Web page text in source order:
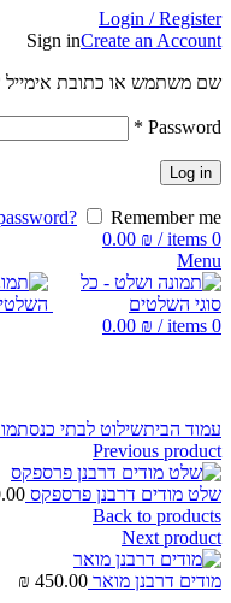
Login / Register
Sign inCreate an Account
שם משתמש או כתובת אימייל
Password
*
Log in
Remember me
0
items
/
0.00 ₪
Menu
0
items
/
0.00 ₪
עמוד הביתשילוט לבתי כנסת
Previous product
שלט מודים דרבנן פרספקס
Back to products
Next product
מודים דרבנן מואר 450.00
₪